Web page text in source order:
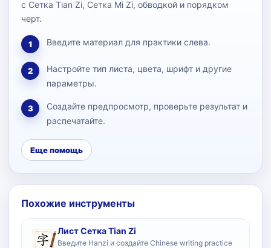
с Сетка Tian Zi, Сетка Mi Zi, обводкой и порядком
черт.
1 Введите материал для практики слева.
2
Настройте тип листа, цвета, шрифт и другие
параметры.
3
Создайте предпросмотр, проверьте результат и
распечатайте.
Еще помощь
Похожие инструменты
Лист Сетка Tian Zi
Введите Hanzi и создайте Chinese writing practice